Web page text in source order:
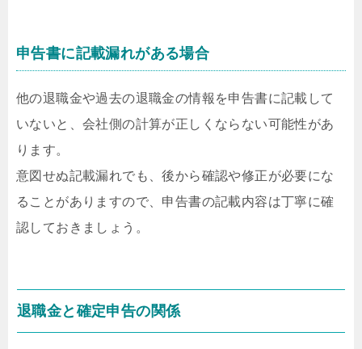
申告書に記載漏れがある場合
他の退職金や過去の退職金の情報を申告書に記載して
いないと、会社側の計算が正しくならない可能性があ
ります。
意図せぬ記載漏れでも、後から確認や修正が必要にな
ることがありますので、申告書の記載内容は丁寧に確
認しておきましょう。
退職金と確定申告の関係